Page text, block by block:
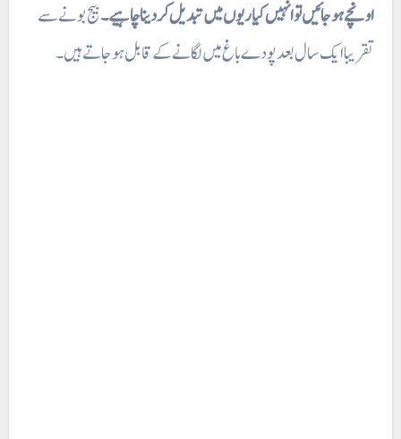
اونچے ہو جائیں تو انہیں کیاریوں میں تبدیل کر دینا چاہیے۔بیج بونے سے
تقریبا ایک سال بعد پودے باغ میں لگانے کے قابل ہو جاتے ہیں۔